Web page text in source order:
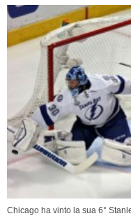
Chicago ha vinto la sua 6°